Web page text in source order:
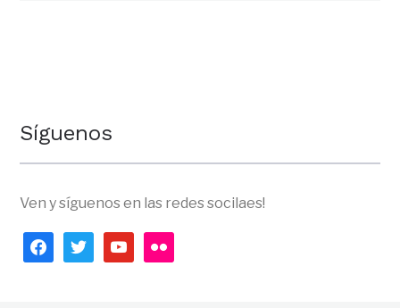
Síguenos
Ven y síguenos en las redes socilaes!
facebooktwitteryoutubeflickr